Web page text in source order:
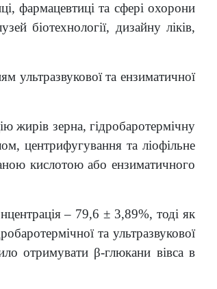
фармацевтиці та сфері охорони
біотехнології, дизайну ліків,
ультразвукової та ензиматичної
жирів зерна, гідробаротермічну
центрифугування та ліофільне
кислотою або ензиматичного
– 79,6 ± 3,89%, тоді як
та ультразвукової
отримувати β-глюкани вівса в